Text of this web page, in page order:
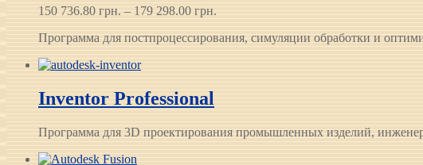
150 736.80 грн. – 179 298.00 грн.
150 736.80 грн.
Программа для постпроцессирования, симуляции обработки и
Inventor Professional
Программа для 3D проектирования промышленных изделий,